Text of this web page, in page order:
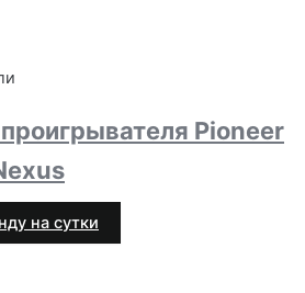
Pioneer
на сутки